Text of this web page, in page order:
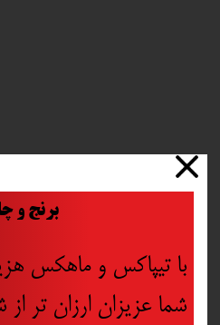
برنج و
با تیپاکس و ماهکس
شما عزیزان ارزان تر